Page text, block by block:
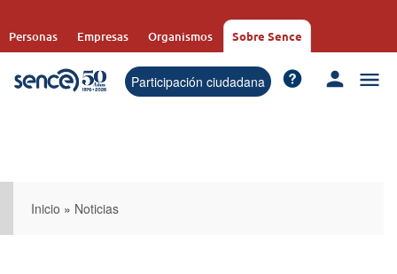
contenido
Personas Empresas Organismos Sobre Sence
Participación ciudadana
Inicio » Noticias